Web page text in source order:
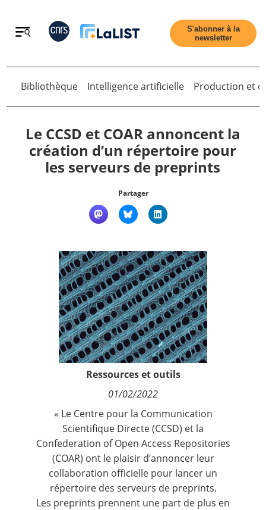
Retour
Accueil
Nous suivre
S'abonner à la
newsletter
Bibliothèque Intelligence artificielle Production et
Le CCSD et COAR annoncent la
création d’un répertoire pour
les serveurs de preprints
Partager
Ressources et outils
01/02/2022
« Le Centre pour la Communication
Scientifique Directe (CCSD) et la
Confederation of Open Access Repositories
(COAR) ont le plaisir d’annoncer leur
collaboration officielle pour lancer un
répertoire des serveurs de preprints.
Les preprints prennent une part de plus en